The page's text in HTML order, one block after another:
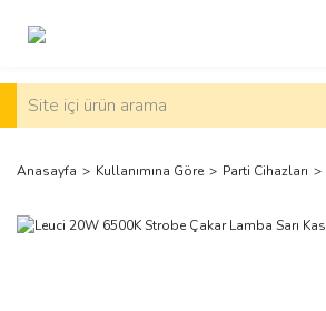
Anasayfa Kullanımına Göre Parti Cihazları